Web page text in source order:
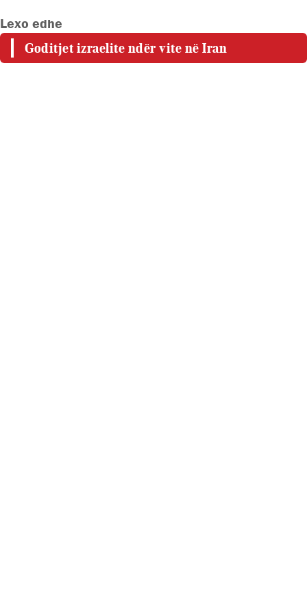
Lexo edhe
Goditjet izraelite ndër vite në Iran